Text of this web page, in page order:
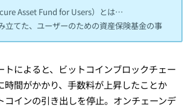
Asset Fund for Users）とは…
立てた、ユーザーのための資産保険基金の事
トによると、ビットコインブロックチェー
時間がかかり、手数料が上昇したことか
コインの引き出しを停止。オンチェーンデ